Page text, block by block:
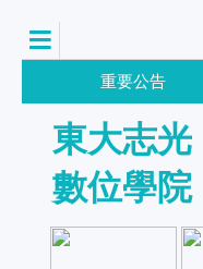
重要公告
東大志光
數位學院